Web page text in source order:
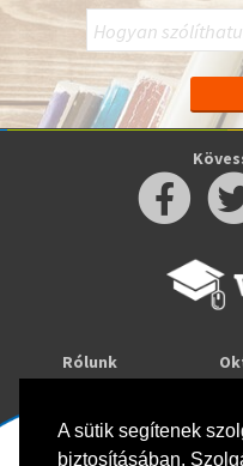
A sütik segítenek
biztosításában.
Rólunk